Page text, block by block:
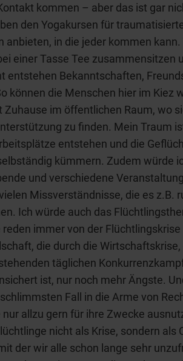
kommen – aber das ist gar
den Yogakursen für
anbieten, in die jeder kommen
einer Tasse Tee zusammensitzen
entstehen Bekanntschaften,
können die Menschen hier im Kiez
Zuhause im öffentlichen Raum, wo
zu finden. Mein Traum
entstehen und die
kümmern. Zudem würde
und verschiedene
Missverständnisse, die es z.B.
Ich würde auch das
immer von der
die durch die
täglichen
ist, nur noch mehr Ängste.
Fall in die Arme von
allzu gern für ihre Zwecke
nicht als Krise, sondern als
der wir alle schon lange sehr